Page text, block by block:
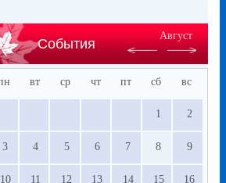
События
Август
вт ср чт пт сб вс
1 2
3 4 5 6 7 8 9
10 11 12 13 14 15 16